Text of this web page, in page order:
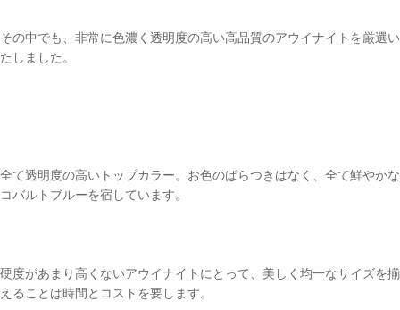
その中でも、非常に色濃く透明度の高い高品質のアウイナイトを厳選い
たしました。
全て透明度の高いトップカラー。お色のばらつきはなく、全て鮮やかな
コバルトブルーを宿しています。
硬度があまり高くないアウイナイトにとって、美しく均一なサイズを揃
えることは時間とコストを要します。